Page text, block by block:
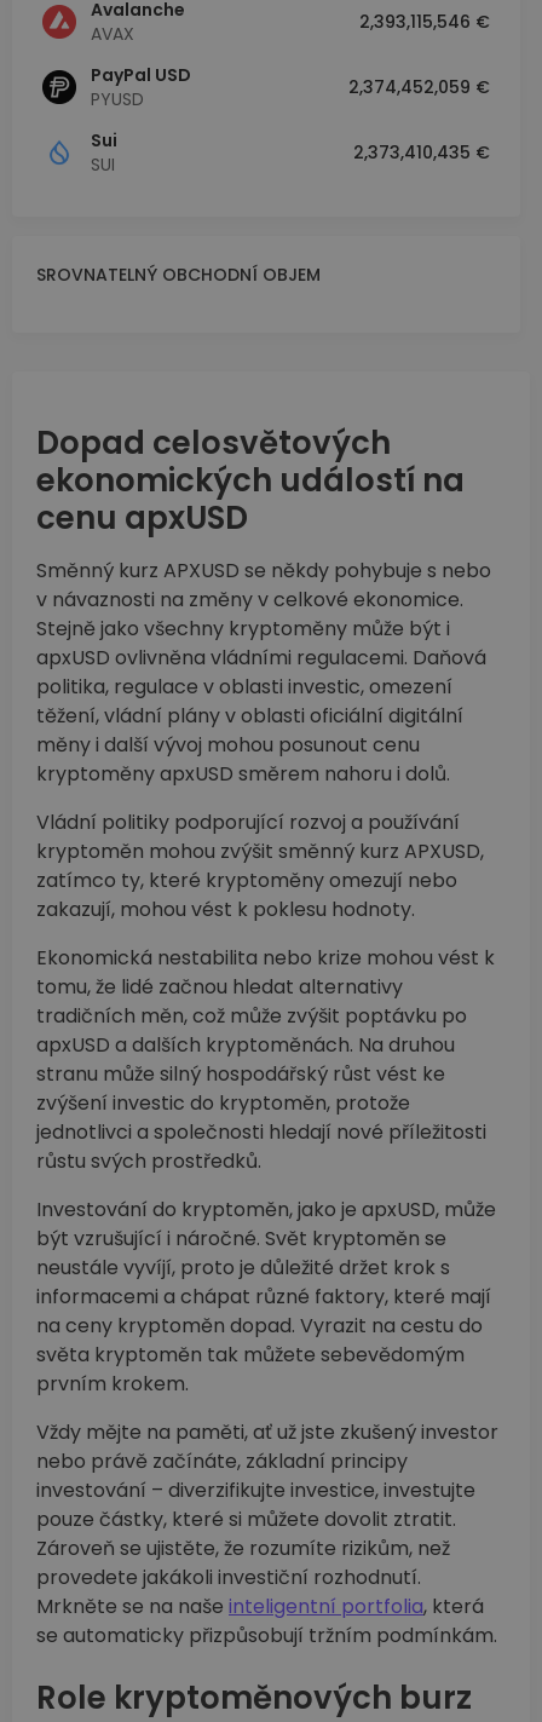
Avalanche
AVAX
2,393,115,546 €
PayPal USD
PYUSD
2,374,452,059 €
Sui
SUI
2,373,410,435 €
SROVNATELNÝ OBCHODNÍ OBJEM
Dopad celosvětových
ekonomických událostí na
cenu apxUSD
Směnný kurz APXUSD se někdy pohybuje s nebo
v návaznosti na změny v celkové ekonomice.
Stejně jako všechny kryptoměny může být i
apxUSD ovlivněna vládními regulacemi. Daňová
politika, regulace v oblasti investic, omezení
těžení, vládní plány v oblasti oficiální digitální
měny i další vývoj mohou posunout cenu
kryptoměny apxUSD směrem nahoru i dolů.
Vládní politiky podporující rozvoj a používání
kryptoměn mohou zvýšit směnný kurz APXUSD,
zatímco ty, které kryptoměny omezují nebo
zakazují, mohou vést k poklesu hodnoty.
Ekonomická nestabilita nebo krize mohou vést k
tomu, že lidé začnou hledat alternativy
tradičních měn, což může zvýšit poptávku po
apxUSD a dalších kryptoměnách. Na druhou
stranu může silný hospodářský růst vést ke
zvýšení investic do kryptoměn, protože
jednotlivci a společnosti hledají nové příležitosti
růstu svých prostředků.
Investování do kryptoměn, jako je apxUSD, může
být vzrušující i náročné. Svět kryptoměn se
neustále vyvíjí, proto je důležité držet krok s
informacemi a chápat různé faktory, které mají
na ceny kryptoměn dopad. Vyrazit na cestu do
světa kryptoměn tak můžete sebevědomým
prvním krokem.
Vždy mějte na paměti, ať už jste zkušený investor
nebo právě začínáte, základní principy
investování –⁠ diverzifikujte investice, investujte
pouze částky, které si můžete dovolit ztratit.
Zároveň se ujistěte, že rozumíte rizikům, než
provedete jakákoli investiční rozhodnutí.
Mrkněte se na naše inteligentní portfolia, která
se automaticky přizpůsobují tržním podmínkám.
Role kryptoměnových burz